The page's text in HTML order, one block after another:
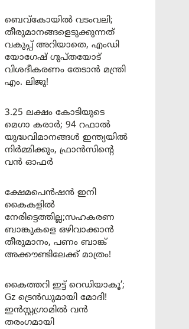
ബെവ്കോയിൽ വടംവലി;
തീരുമാനങ്ങളെടുക്കുന്നത്
വകുപ്പ് അറിയാതെ, എംഡി
യോഗേഷ് ഗുപ്തയോട്
വിശദീകരണം തേടാൻ മന്ത്രി
എം. ലിജു!
3.25 ലക്ഷം കോടിയുടെ
മെഗാ കരാർ; 94 റഫാൽ
യുദ്ധവിമാനങ്ങൾ ഇന്ത്യയിൽ
നിർമ്മിക്കും, ഫ്രാൻസിന്റെ
വൻ ഓഫർ
ക്ഷേമപെൻഷൻ ഇനി
കൈകളിൽ
നേരിട്ടെത്തില്ല;സഹകരണ
ബാങ്കുകളെ ഒഴിവാക്കാൻ
തീരുമാനം, പണം ബാങ്ക്
അക്കൗണ്ടിലേക്ക് മാത്രം!
കൈത്തറി ഇട്ട് റെഡിയാകൂ’;
Gz ട്രെൻഡുമായി മോദി!
ഇൻസ്റ്റഗ്രാമിൽ വൻ
തരംഗമായി